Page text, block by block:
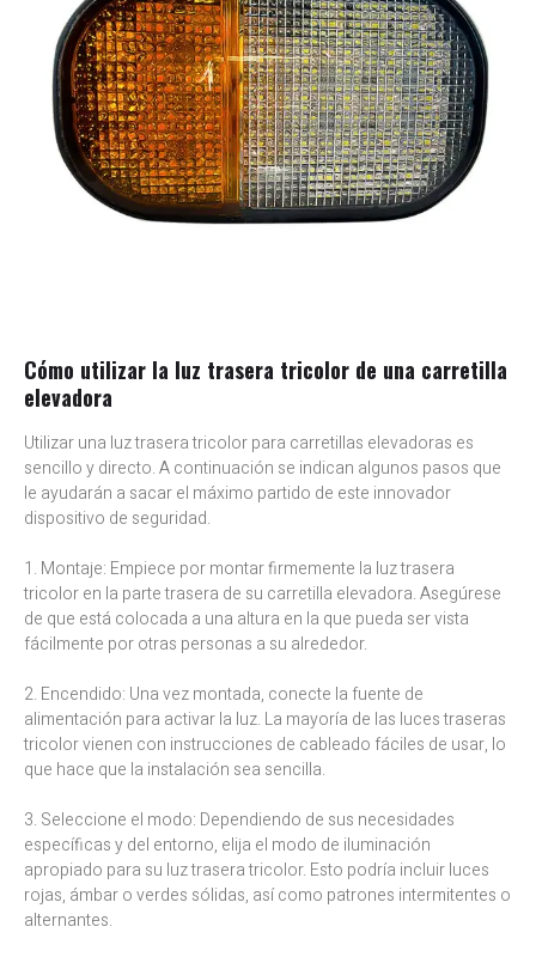
Cómo utilizar la luz trasera tricolor de una carretilla
elevadora
Utilizar una luz trasera tricolor para carretillas elevadoras es
sencillo y directo. A continuación se indican algunos pasos que
le ayudarán a sacar el máximo partido de este innovador
dispositivo de seguridad.
1. Montaje: Empiece por montar firmemente la luz trasera
tricolor en la parte trasera de su carretilla elevadora. Asegúrese
de que está colocada a una altura en la que pueda ser vista
fácilmente por otras personas a su alrededor.
2. Encendido: Una vez montada, conecte la fuente de
alimentación para activar la luz. La mayoría de las luces traseras
tricolor vienen con instrucciones de cableado fáciles de usar, lo
que hace que la instalación sea sencilla.
3. Seleccione el modo: Dependiendo de sus necesidades
específicas y del entorno, elija el modo de iluminación
apropiado para su luz trasera tricolor. Esto podría incluir luces
rojas, ámbar o verdes sólidas, así como patrones intermitentes o
alternantes.